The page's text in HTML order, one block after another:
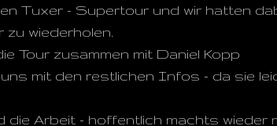
Tuxer - Supertour und wir hatten
wiederholen.
Tour zusammen mit Daniel Kopp
mit den restlichen Infos - da sie
Arbeit - hoffentlich machts wieder